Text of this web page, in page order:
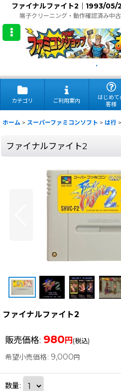
ファイナルファイト2｜1993/05/
端子クリーニング・動作確認済み中
.
カテゴリ ご利用案内
はじめて
客様
ホーム > スーパーファミコンソフト > は行 >
ファイナルファイト2
ファイナルファイト2
販売価格: 980 円 (税込)
希望小売価格: 9,000 円
数量: